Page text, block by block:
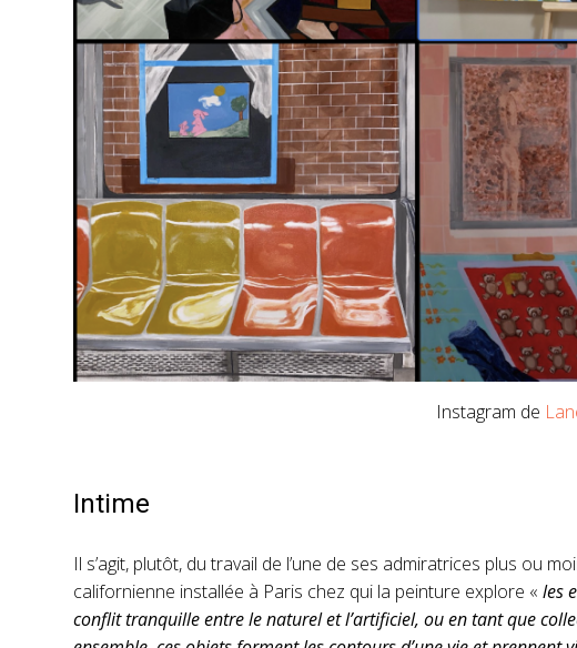
Instagram de
Intime
Il s’agit, plutôt, du travail de l’une de ses admiratrices plus ou
californienne installée à Paris chez qui la peinture explore « les
conflit tranquille entre le naturel et l’artificiel, ou en tant que